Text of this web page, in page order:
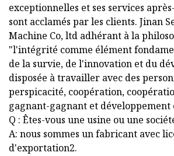
exceptionnelles et ses services
sont acclamés par les clients. Jinan
Machine Co, ltd adhérant à la
"l'intégrité comme élément
de la survie, de l'innovation et du
disposée à travailler avec des
perspicacité, coopération,
gagnant-gagnant et développement
Q : Êtes-vous une usine ou une
A: nous sommes un fabricant avec
d'exportation2.